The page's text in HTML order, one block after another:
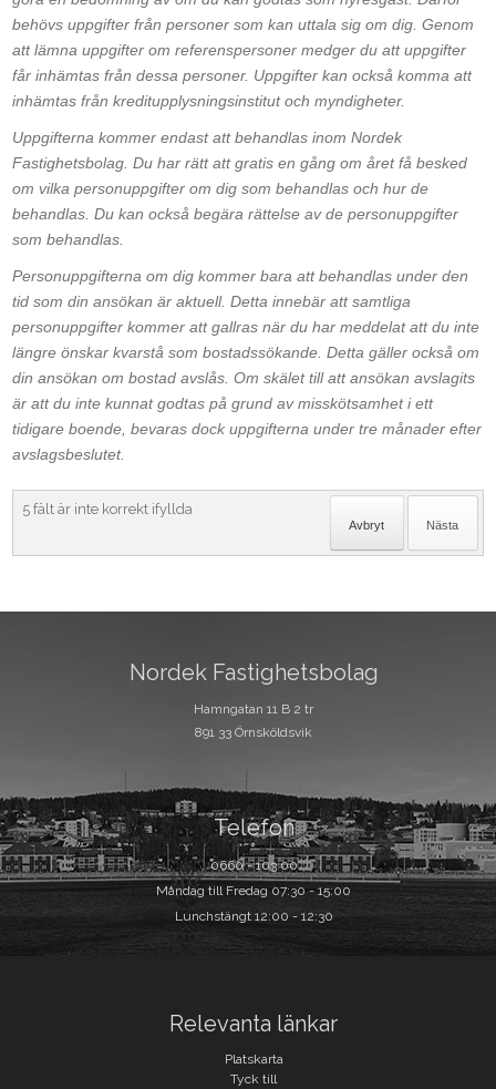
behövs uppgifter från personer som kan uttala sig om dig. Genom
att lämna uppgifter om referenspersoner medger du att uppgifter
får inhämtas från dessa personer. Uppgifter kan också komma att
inhämtas från kreditupplysningsinstitut och myndigheter.
Uppgifterna kommer endast att behandlas inom Nordek
Fastighetsbolag. Du har rätt att gratis en gång om året få besked
om vilka personuppgifter om dig som behandlas och hur de
behandlas. Du kan också begära rättelse av de personuppgifter
som behandlas.
Personuppgifterna om dig kommer bara att behandlas under den
tid som din ansökan är aktuell. Detta innebär att samtliga
personuppgifter kommer att gallras när du har meddelat att du inte
längre önskar kvarstå som bostadssökande. Detta gäller också om
din ansökan om bostad avslås. Om skälet till att ansökan avslagits
är att du inte kunnat godtas på grund av misskötsamhet i ett
tidigare boende, bevaras dock uppgifterna under tre månader efter
avslagsbeslutet.
5 fält är inte korrekt ifyllda
Nordek Fastighetsbolag
Hamngatan 11 B 2 tr
891 33 Örnsköldsvik
Telefon
0660 - 103 00
Måndag till Fredag 07:30 - 15:00
Lunchstängt 12:00 - 12:30
Relevanta länkar
Platskarta
Tyck till